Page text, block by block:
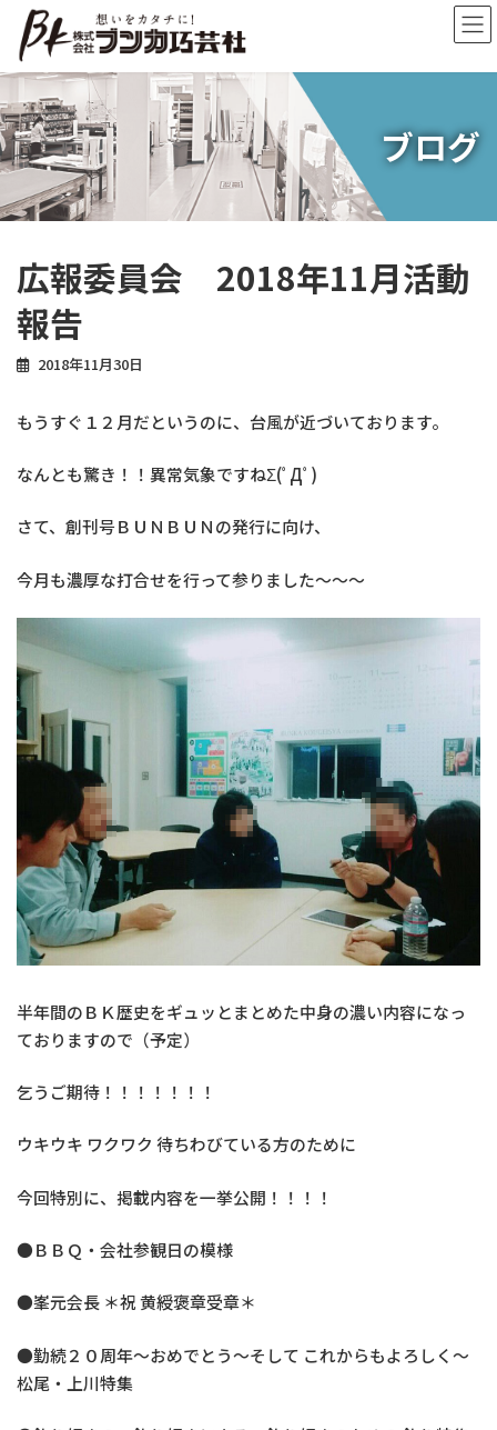
ン
ツ
へ
ス
キ
ッ
プ
ー
シ
ョ
ン
に
移
動
ブログ
広報委員会 2018年11月活動
報告
2018年11月30日
もうすぐ１２月だというのに、台風が近づいております。
なんとも驚き！！異常気象ですねΣ(ﾟДﾟ)
さて、創刊号ＢＵＮＢＵＮの発行に向け、
今月も濃厚な打合せを行って参りました～～～
半年間のＢＫ歴史をギュッとまとめた中身の濃い内容になっ
ておりますので（予定）
乞うご期待！！！！！！！
ウキウキ ワクワク 待ちわびている方のために
今回特別に、掲載内容を一挙公開！！！！
●ＢＢＱ・会社参観日の模様
●峯元会長 ＊祝 黄綬褒章受章＊
●勤続２０周年～おめでとう～そして これからもよろしく～
松尾・上川特集